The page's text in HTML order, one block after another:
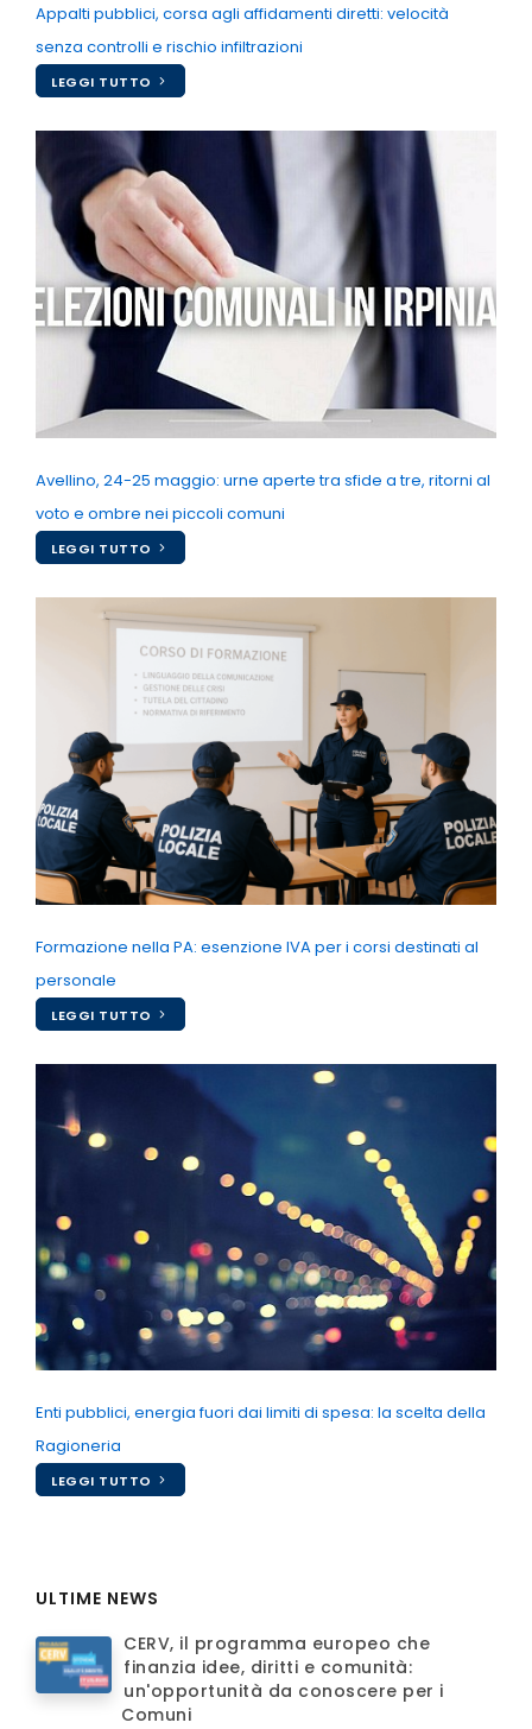
Appalti pubblici, corsa agli affidamenti diretti: velocità
senza controlli e rischio infiltrazioni
LEGGI TUTTO
Avellino, 24-25 maggio: urne aperte tra sfide a tre, ritorni al
voto e ombre nei piccoli comuni
LEGGI TUTTO
Formazione nella PA: esenzione IVA per i corsi destinati al
personale
LEGGI TUTTO
Enti pubblici, energia fuori dai limiti di spesa: la scelta della
Ragioneria
LEGGI TUTTO
ULTIME NEWS
CERV, il programma europeo che
finanzia idee, diritti e comunità:
un'opportunità da conoscere per i
Comuni